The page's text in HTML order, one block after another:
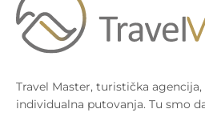
Travel Master, turistička agencija,
individualna putovanja. Tu smo